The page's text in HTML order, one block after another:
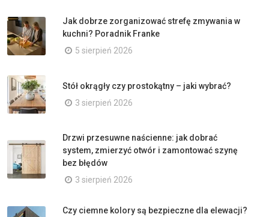
Jak dobrze zorganizować strefę zmywania w
kuchni? Poradnik Franke
5 sierpień 2026
Stół okrągły czy prostokątny – jaki wybrać?
3 sierpień 2026
Drzwi przesuwne naścienne: jak dobrać
system, zmierzyć otwór i zamontować szynę
bez błędów
3 sierpień 2026
Czy ciemne kolory są bezpieczne dla elewacji?